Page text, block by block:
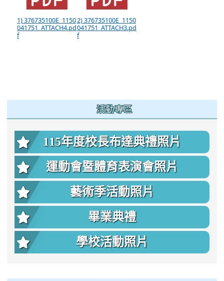
1) 376735100E_1150
041751_ATTACH4.pd
f
2) 376735100E_1150
041751_ATTACH3.pd
f
活動專區
115年度校長布達典禮照片
運動會暨體育表演會照片
藝術季活動照片
畢業典禮
學校活動照片